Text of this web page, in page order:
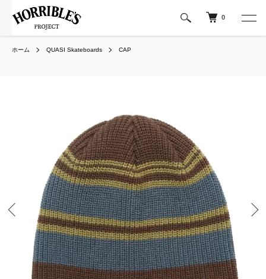
0
ホーム QUASI Skateboards CAP